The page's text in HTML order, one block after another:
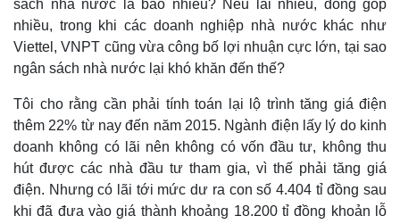
sách nhà nước là bao nhiêu? Nếu lãi nhiều, đóng góp
nhiều, trong khi các doanh nghiệp nhà nước khác như
Viettel, VNPT cũng vừa công bố lợi nhuận cực lớn, tại sao
ngân sách nhà nước lại khó khăn đến thế?
Tôi cho rằng cần phải tính toán lại lộ trình tăng giá điện
thêm 22% từ nay đến năm 2015. Ngành điện lấy lý do kinh
doanh không có lãi nên không có vốn đầu tư, không thu
hút được các nhà đầu tư tham gia, vì thế phải tăng giá
điện. Nhưng có lãi tới mức dư ra con số 4.404 tỉ đồng sau
khi đã đưa vào giá thành khoảng 18.200 tỉ đồng khoản lỗ